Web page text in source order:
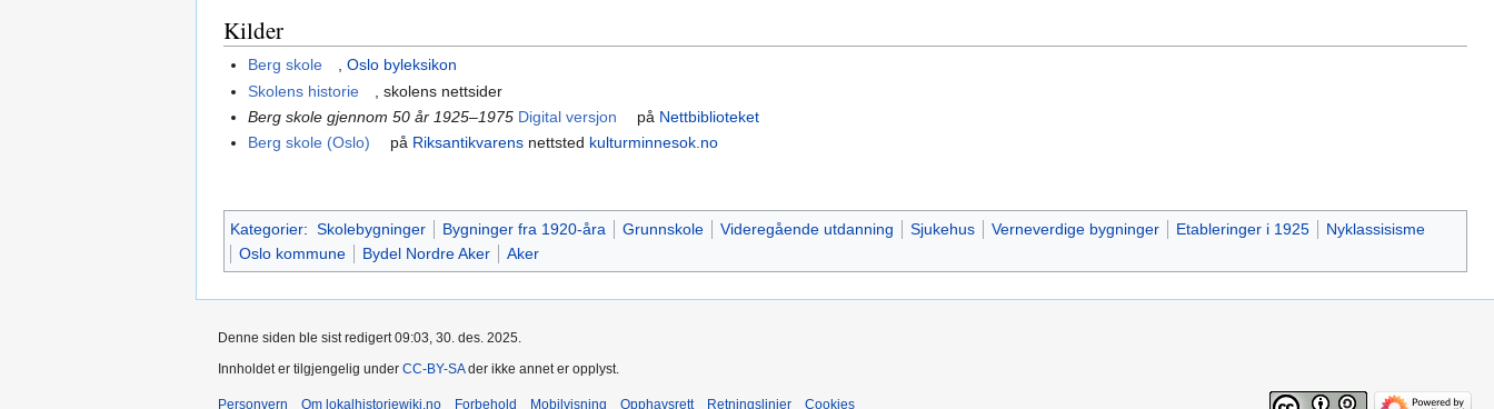
Kilder
Berg skole ,Oslo byleksikon
Skolens historie
, skolens nettsider
Berg skole gjennom 50 år 1925–1975 Digital versjon på Nettbiblioteket
Berg skole (Oslo)
på Riksantikvarens nettsted kulturminnesok.no
Kategorier: Skolebygninger Bygninger fra 1920-åra Grunnskole Videregående utdanning Sjukehus Verneverdige bygninger Etableringer i 1925
Nyklassisisme
Oslo kommune
Bydel Nordre Aker Aker
Denne siden ble sist redigert 09:03, 30. des. 2025.
Innholdet er tilgjengelig under CC-BY-SAder ikke annet er opplyst.
Personvern Om lokalhistoriewiki.no Forbehold Mobilvisning Opphavsrett Retningslinjer Cookies